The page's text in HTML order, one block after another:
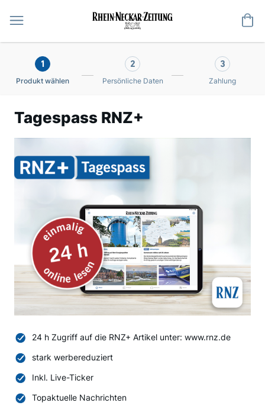
1
Produkt wählen
2
Persönliche Daten
3
Zahlung
Tagespass RNZ+
24 h Zugriff auf die RNZ+ Artikel unter: www.rnz.de
stark werbereduziert
Inkl. Live-Ticker
Topaktuelle Nachrichten